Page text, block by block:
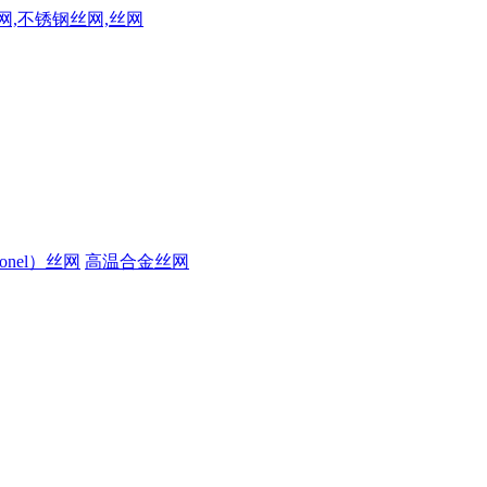
）丝网 高温合金丝网